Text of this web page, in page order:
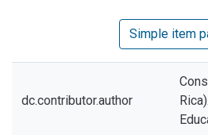
Simple item
dc.contributor.author